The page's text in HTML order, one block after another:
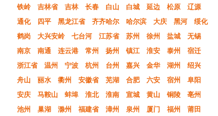
铁岭
吉林省 吉林 长春 白山 白城 延边 松原
辽源
通化
四平 黑龙江省 齐齐哈尔 哈尔滨 大庆 黑河
绥化
鹤岗
大兴安岭 七台河 江苏省 苏州 徐州 盐城
无锡
南京
南通 连云港 常州 扬州 镇江 淮安 泰州
宿迁
浙江省
温州 宁波 杭州 台州 嘉兴 金华 湖州
绍兴
舟山
丽水 衢州 安徽省 芜湖 合肥 六安 宿州
阜阳
安庆
马鞍山 蚌埠 淮北 淮南 宣城 黄山 铜陵
亳州
池州
巢湖 滁州 福建省 漳州 泉州 厦门 福州
莆田